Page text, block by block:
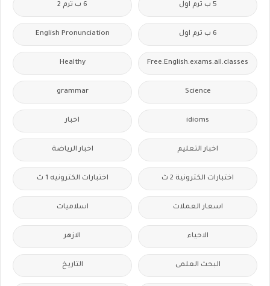
5 ب ترم اول 6 ب ترم 2
6 ب ترم اول English Pronunciation
Free.English.exams.all.classes
Healthy
Science
grammar
idioms اخبار
اخبار التعليم اخبار الرياضة
اختبارات الكترونية 2 ث اختبارات الكترونيه 1 ث
اسعار العملات اسلاميات
الاحياء الازهر
البحث العلمى التاريخ